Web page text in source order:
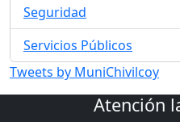
Seguridad
Servicios Públicos
Tweets by MuniChivilcoy
Atención